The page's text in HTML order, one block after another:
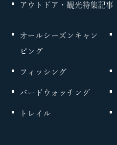
アウトドア・観光特集記事
オールシーズンキャン
ピング
フィッシング
バードウォッチング
トレイル